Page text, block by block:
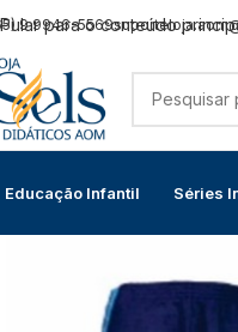
Pular para o conteúdo
9 9946-5569
Educação Infantil Séries